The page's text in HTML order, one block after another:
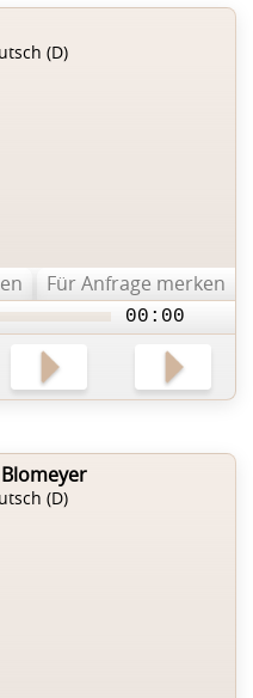
(D)
Für Anfrage merken
00:00
(D)